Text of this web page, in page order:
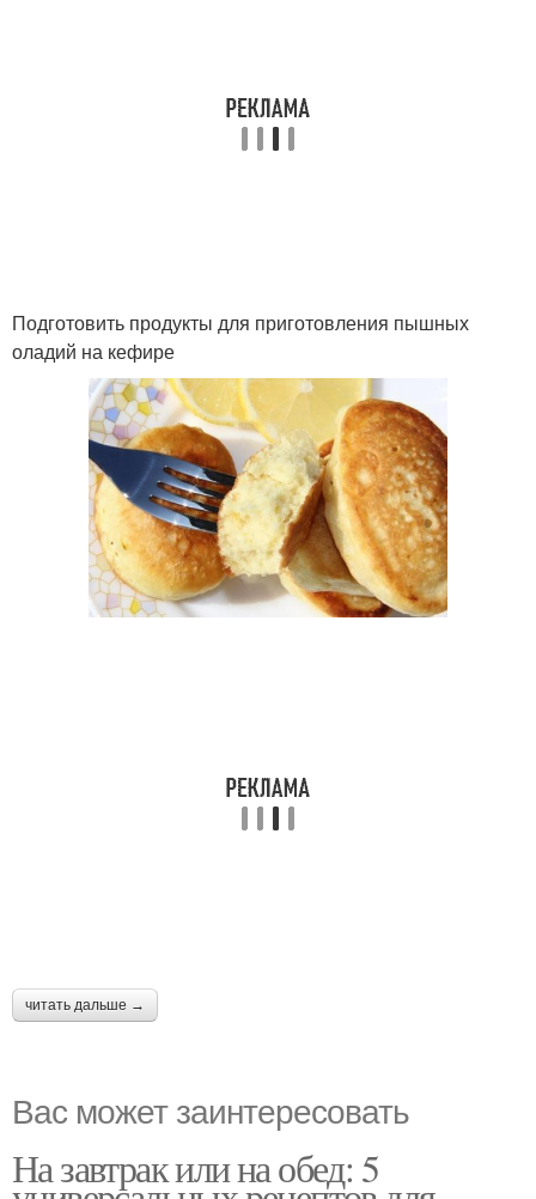
Подготовить продукты для приготовления пышных
оладий на кефире
читать дальше →
Вас может заинтересовать
На завтрак или на обед: 5